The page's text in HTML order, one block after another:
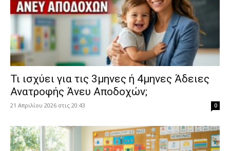
​Τι ισχύει για τις 3μηνες ή 4μηνες Άδειες
Ανατροφής Άνευ Αποδοχών;
21 Απριλίου 2026 στις 20:43 0